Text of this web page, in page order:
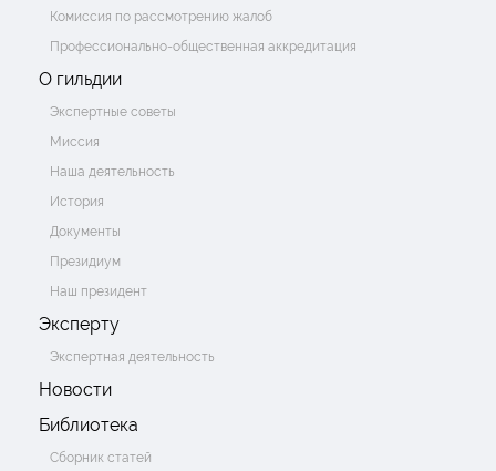
Комиссия по рассмотрению жалоб
Профессионально-общественная аккредитация
О гильдии
Экспертные советы
Миссия
Наша деятельность
История
Документы
Президиум
Наш президент
Эксперту
Экспертная деятельность
Новости
Библиотека
Сборник статей